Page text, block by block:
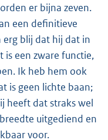
er bijna zeven.
een definitieve
erg blij dat hij dat in
is een zware functie,
Ik heb hem ook
is geen lichte baan;
heeft dat straks wel
uitgediend en
voor.